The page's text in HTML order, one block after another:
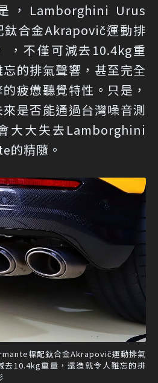
，Lamborghini Urus
合金Akrapovič運動排
，不僅可減去10.4kg重
的排氣聲響，甚至完全
疲憊聽覺特性。只是，
是否能通過台灣噪音測
大大失去Lamborghini
的精隨。
標配鈦合金Akrapovič運動排氣
去10.4kg重量，還造就令人難忘的排